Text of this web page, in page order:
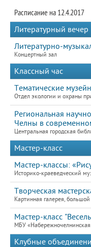
Расписание на 12.4.2017
Литературный вечер
Литературно-
Концертный зал
Классный час
Тематические
Отдел экологии и охраны
Региональная
Челны в
Центральная городская
Мастер-класс
Мастер-классы:
Историко-краеведческий
Творческая
Картинная галерея, большой
Мастер-класс
МБУ «Набережночелнинская
Клубные